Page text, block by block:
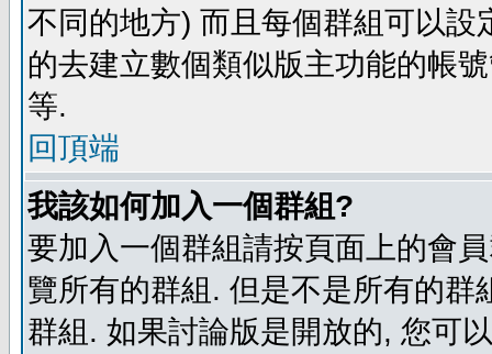
不同的地方) 而且每個群組可以
的去建立數個類似版主功能的帳
等.
回頂端
我該如何加入一個群組?
要加入一個群組請按頁面上的會
覽所有的群組. 但是不是所有的
群組. 如果討論版是開放的, 您可